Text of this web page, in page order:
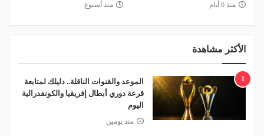
منذ 6 أيام منذ أسبوع
الأكثر مشاهدة
1
الموعد والقنوات الناقلة.. دليلك لمتابعة
قرعة دوري أبطال إفريقيا والكونفدرالية
اليوم
منذ يومين